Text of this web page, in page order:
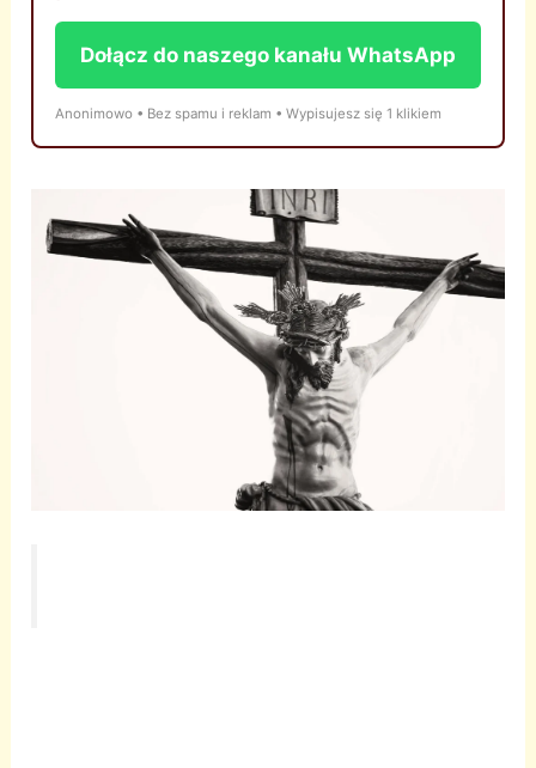
Dołącz do naszego kanału WhatsApp
Anonimowo • Bez spamu i reklam • Wypisujesz się 1 klikiem